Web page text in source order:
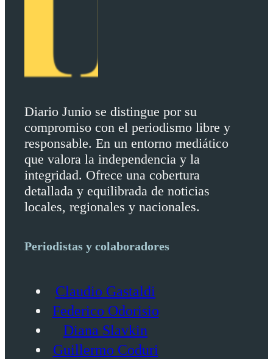
Diario Junio se distingue por su
compromiso con el periodismo libre y
responsable. En un entorno mediático
que valora la independencia y la
integridad. Ofrece una cobertura
detallada y equilibrada de noticias
locales, regionales y nacionales.
Periodistas y colaboradores
Claudio Gastaldi
Federico Odorisio
Diana Slavkin
Guillermo Coduri